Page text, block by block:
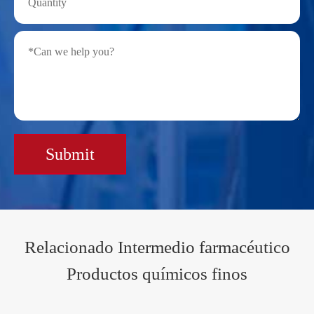
Submit
Relacionado Intermedio farmacéutico
Productos químicos finos